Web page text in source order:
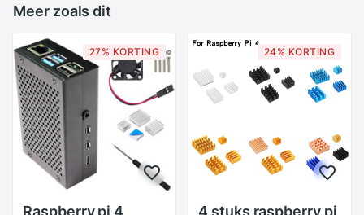
Meer zoals dit
27% KORTING
Raspberry pi 4
24% KORTING
4 stuks raspberry pi